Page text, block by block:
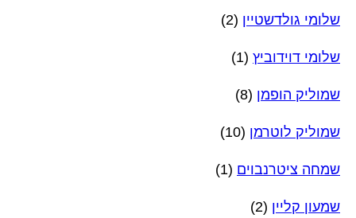
שלומי גולדשטיין (2)
שלומי דוידוביץ (1)
שמוליק הופמן (8)
שמוליק לוטרמן (10)
שמחה ציטרנבוים (1)
שמעון קליין (2)